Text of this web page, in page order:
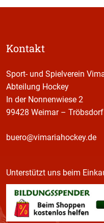
Kontakt
Sport- und Spielverein
Abteilung Hockey
In der Nonnenwiese 2
99428 Weimar – Tröbsdorf
buero@vimariahockey.de
Unterstützt uns beim